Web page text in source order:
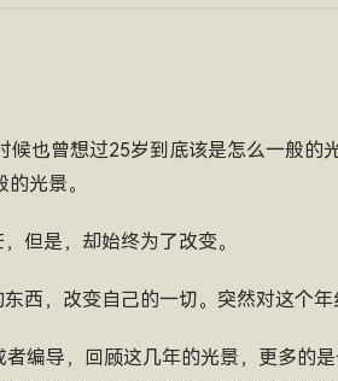
也曾想过25岁到底该是怎么一般的
光景。
但是，却始终为了改变。
西，改变自己的一切。突然对这个
编导，回顾这几年的光景，更多的